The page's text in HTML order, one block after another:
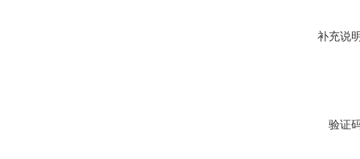
补充说
验证